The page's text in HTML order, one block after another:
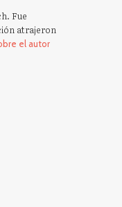
Fue
atrajeron
el autor